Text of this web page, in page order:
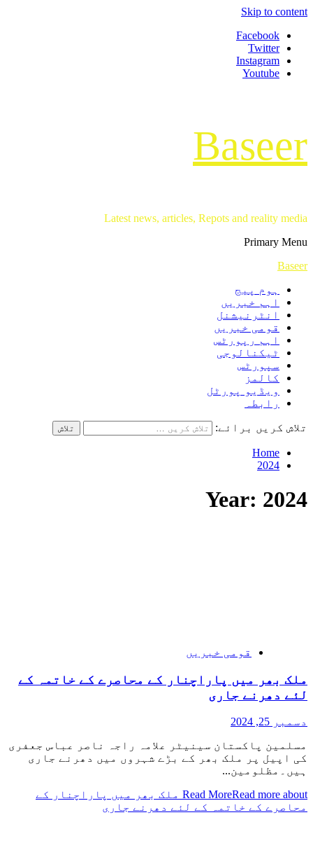
Skip to content
Facebook
Twitter
Instagram
Youtube
Baseer
Latest news, articles, Repots and reality media
Primary Menu
Baseer
ہوم پیج
اہم خبریں
انٹرنیشنل
قومی خبریں
اہم رپورٹس
ٹیکنالوجی
سپورٹس
کالمز
ویڈیو پورٹل
رابطہ
تلاش کریں برائے:
Home
2024
Year: 2024
قومی خبریں
ملک بھر میں پاراچنار کے محاصرے کے خاتمہ کے
لئے دھرنے جاری
دسمبر 25, 2024
مسلمین پاکستان سینیٹر علامہ راجہ ناصر عباس جعفری
کی اپیل پر ملک بھر کے بڑے شہروں میں دھرنے جاری
ہیں۔مظلومین...
Read More Read more about ملک بھر میں پاراچنار کے
محاصرے کے خاتمہ کے لئے دھرنے جاری